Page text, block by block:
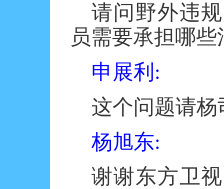
请问野外违
员需要承担哪
申展利 :
这个问题请
杨旭东:
谢谢东方卫